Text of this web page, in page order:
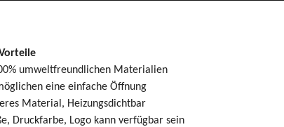
umweltfreundlichen Materialien
eine einfache Öffnung
Material, Heizungsdichtbar
Druckfarbe, Logo kann verfügbar sein